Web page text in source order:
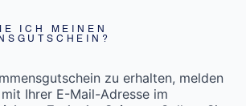
ICH MEINEN
zu erhalten, melden
Ihrer E-Mail-Adresse im